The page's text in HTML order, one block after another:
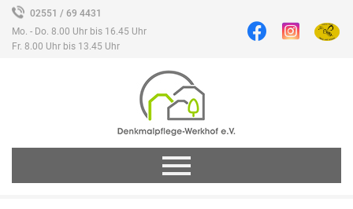
02551 / 69 4431
Mo. - Do. 8.00 Uhr bis 16.45 Uhr
Fr. 8.00 Uhr bis 13.45 Uhr